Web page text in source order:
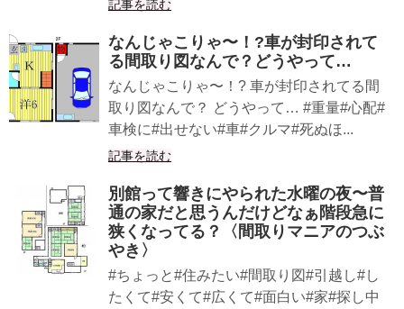
記事を読む
なんじゃこりゃ〜！?車が封印されて
る間取り図︎なんで？どうやって…
なんじゃこりゃ〜！? 車が封印されてる間
取り図︎なんで？ どうやって… #重量#心配#
車検に#出せない#車#クルマ#死ぬほ...
記事を読む
別館って響きにやられた水曜の夜〜普
通の家だと思うんだけどなぁ階段急に
狭くなってる？〈間取りマニアのつぶ
やき〉
#ちょっと#住みたい#間取り図#引越し#し
たくて#安くて#広くて#面白い#家#探し中